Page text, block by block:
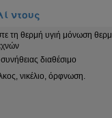
ντους
τη θερμή υγιή μόνωση
διαθέσιμο
νικέλιο, όρφνωση.